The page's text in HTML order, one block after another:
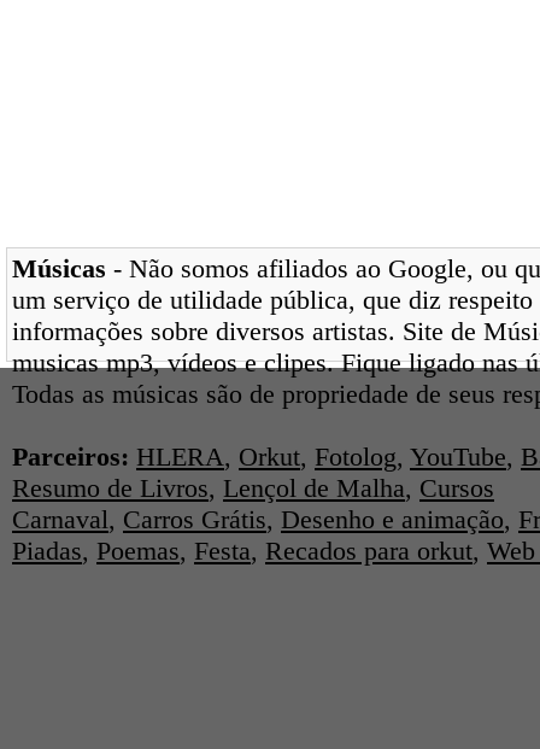
Músicas - Não somos afiliados ao Google, ou
um serviço de utilidade pública, que diz
informações sobre diversos artistas. Site de
musicas mp3, vídeos e clipes. Fique ligado nas
Todas as músicas são de propriedade de seus
Parceiros: HLERA, Orkut, Fotolog, YouTube,
Resumo de Livros, Lençol de Malha, Cursos
Carnaval, Carros Grátis, Desenho e animação,
Piadas, Poemas, Festa, Recados para orkut,